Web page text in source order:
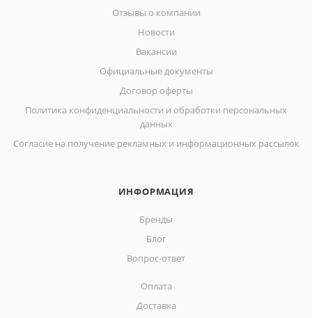
Отзывы о компании
Новости
Вакансии
Официальные документы
Договор оферты
Политика конфиденциальности и обработки персональных
данных
Согласие на получение рекламных и информационных рассылок
ИНФОРМАЦИЯ
Бренды
Блог
Вопрос-ответ
Оплата
Доставка